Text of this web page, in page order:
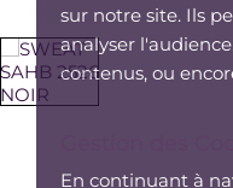
sur notre site. Ils
analyser
contenus, ou
En continuant à